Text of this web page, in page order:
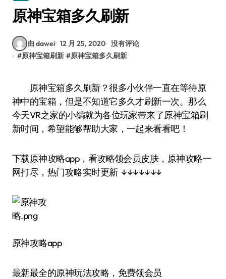
原神宝箱多久刷新
由 dawei 12 月 25, 2020 没有评论
#原神宝箱刷新 #原神宝箱多久刷新
原神宝箱多久刷新？很多小伙伴一直在等待原
神中的宝箱，但是不知道它多久才刷新一次。那么
今天VR之家的小编就为各位玩家带来了原神宝箱刷
新时间，希望能够帮助大家，一起来看看吧！
下载原神攻略app，看攻略领会员皮肤，原神攻略一
网打尽，热门攻略实时更新 ↓↓↓↓↓↓↓
原神攻略app
最新最全的原神玩法攻略，免费领会员